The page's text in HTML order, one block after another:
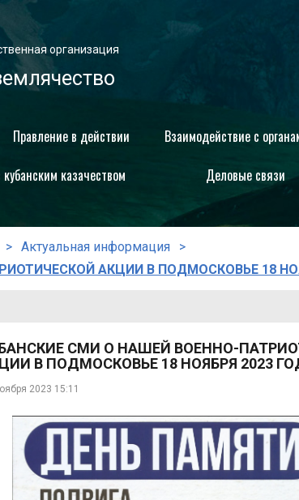
организация
Правление в действии Взаимодействие с
кубанским казачеством Деловые связи
Актуальная информация
АКЦИИ В ПОДМОСКОВЬЕ 18
СМИ О НАШЕЙ ВОЕННО-
В ПОДМОСКОВЬЕ 18 НОЯБРЯ 2023
2023 15:11